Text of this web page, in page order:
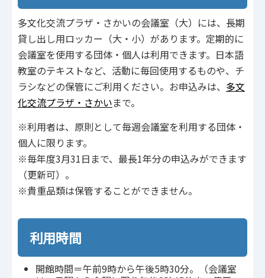
多文化交流プラザ・さかいの会議室（大）には、長期
貸し出し用ロッカー（大・小）があります。定期的に
会議室を使用する団体・個人は利用できます。日本語
教室のテキストなど、活動に毎回使用するものや、チ
ラシなどの保管にご利用ください。お申込みは、 多文
化交流プラザ・さかいまで。
※利用者は、原則として毎週会議室を利用する団体・
個人に限ります。
※毎年度3月31日まで、最長1年分の申込みができます
（更新可）。
※貴重品類は保管することができません。
利用時間
開館時間＝午前9時から午後5時30分。（会議室